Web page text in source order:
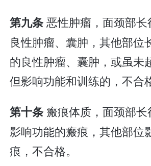
第九条恶性肿瘤，面颈部
良性肿瘤、囊肿，其他部位
的良性肿瘤、囊肿，或虽未
但影响功能和训练的，不合
第十条 瘢痕体质，面颈部
影响功能的瘢痕，其他部位
痕，不合格。